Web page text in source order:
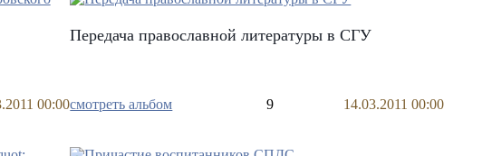
00:00
Передача православной литературы в СГУ
смотреть альбом 9 14.03.2011 00:00